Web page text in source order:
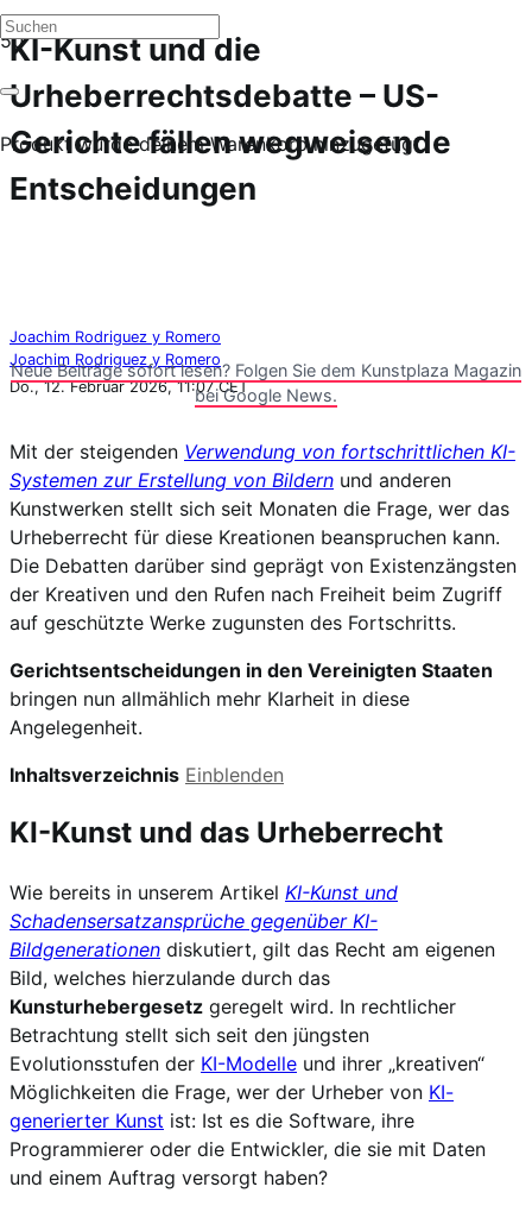
Produktwurde deinem Warenkorb hinzugefügt.
KI-Kunst und die
Urheberrechtsdebatte – US-
Gerichte fällen wegweisende
Entscheidungen
Joachim Rodriguez y Romero
Joachim Rodriguez y Romero
Do., 12. Februar 2026, 11:07 CET
Neue Beiträge sofort lesen? Folgen Sie dem Kunstplaza Magazin
bei Google News.
Mit der steigenden Verwendung von fortschrittlichen KI-
Systemen zur Erstellung von Bildern und anderen
Kunstwerken stellt sich seit Monaten die Frage, wer das
Urheberrecht für diese Kreationen beanspruchen kann.
Die Debatten darüber sind geprägt von Existenzängsten
der Kreativen und den Rufen nach Freiheit beim Zugriff
auf geschützte Werke zugunsten des Fortschritts.
Gerichtsentscheidungen in den Vereinigten Staaten
bringen nun allmählich mehr Klarheit in diese
Angelegenheit.
Inhaltsverzeichnis Einblenden
KI-Kunst und das Urheberrecht
Wie bereits in unserem Artikel KI-Kunst und
Schadensersatzansprüche gegenüber KI-
Bildgenerationen diskutiert, gilt das Recht am eigenen
Bild, welches hierzulande durch das
Kunsturhebergesetz geregelt wird. In rechtlicher
Betrachtung stellt sich seit den jüngsten
Evolutionsstufen der KI-Modelle und ihrer „kreativen“
Möglichkeiten die Frage, wer der Urheber von KI-
generierter Kunst ist: Ist es die Software, ihre
Programmierer oder die Entwickler, die sie mit Daten
und einem Auftrag versorgt haben?